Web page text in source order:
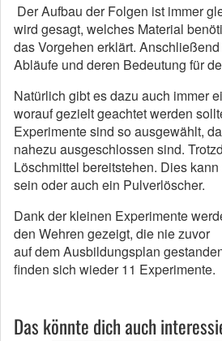
Der Aufbau der Folgen ist immer
wird gesagt, welches Material
das Vorgehen erklärt.
Abläufe und deren Bedeutung für
Natürlich gibt es dazu auch immer
worauf gezielt geachtet werden
Experimente sind so ausgewählt,
nahezu ausgeschlossen sind.
Löschmittel bereitstehen. Dies
sein oder auch ein Pulverlöscher.
Dank der kleinen Experimente
den Wehren gezeigt, die nie zuvor
auf dem Ausbildungsplan
finden sich wieder 11 Experimente.
Das könnte dich auch